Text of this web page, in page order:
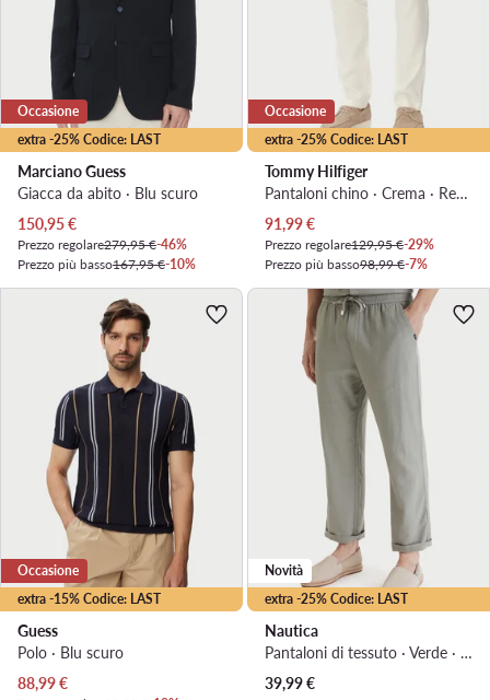
extra -25% Codice: LAST
Occasione
Marciano Guess
Giacca da abito · Blu scuro
Prezzo attuale
150,95€
Prezzo regolare279,95 €-46%
Prezzo più basso167,95 €-10%
extra -25% Codice: LAST
Occasione
Tommy Hilfiger
Pantaloni chino · Crema · Regular Fit
Prezzo attuale
91,99€
Prezzo regolare129,95 €-29%
Prezzo più basso98,99 €-7%
extra -15% Codice: LAST
Occasione
Guess
Polo · Blu scuro
Prezzo attuale
88,99€
extra -25% Codice: LAST
Novità
Nautica
Pantaloni di tessuto · Verde · Relaxed Fit
39,99€